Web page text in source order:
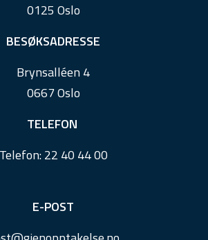
0125 Oslo
BESØKSADRESSE
Brynsalléen 4
0667 Oslo
TELEFON
Telefon:22 40 44 00
E-POST